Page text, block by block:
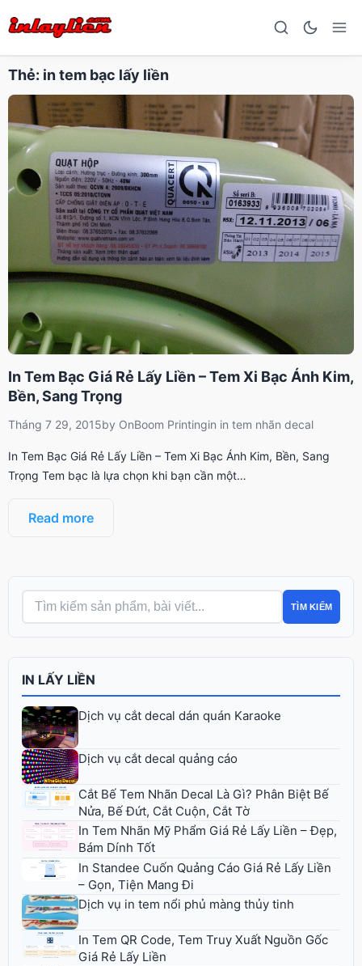
Thẻ: in tem bạc lấy liền
In Tem Bạc Giá Rẻ Lấy Liền – Tem Xi Bạc Ánh Kim,
Bền, Sang Trọng
Tháng 7 29, 2015by OnBoom Printingin in tem nhãn decal
In Tem Bạc Giá Rẻ Lấy Liền – Tem Xi Bạc Ánh Kim, Bền, Sang
Trọng Tem bạc là lựa chọn khi bạn cần một…
Read more
TÌM KIẾM
IN LẤY LIỀN
Dịch vụ cắt decal dán quán Karaoke
Dịch vụ cắt decal quảng cáo
Cắt Bế Tem Nhãn Decal Là Gì? Phân Biệt Bế
Nửa, Bế Đứt, Cắt Cuộn, Cắt Tờ
In Tem Nhãn Mỹ Phẩm Giá Rẻ Lấy Liền – Đẹp,
Bám Dính Tốt
In Standee Cuốn Quảng Cáo Giá Rẻ Lấy Liền
– Gọn, Tiện Mang Đi
Dịch vụ in tem nổi phủ màng thủy tinh
In Tem QR Code, Tem Truy Xuất Nguồn Gốc
Giá Rẻ Lấy Liền